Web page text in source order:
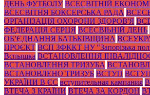
ДЕНЬ ФУТБОЛУ ВСЕСВІТНІЙ
ВСЕСВІТНЯ БОКСЕРСЬКА РАДА
ОРГАНІЗАЦІЯ ОХОРОНИ ЗДОРОВ'Я
ФЕДЕРАЦІЯ СЕРЦЯ ВСЕСВІЬНІЙ ДЕНЬ
ОБ’ЄДНАННЯ БАТЬКІВЩИНА
ПРОЄКТ ВСП ЗФККТ НУ "Запорізька
Вспышка ВСТАНОВЛЕННЯ
ВСТАНОВЛЕННЯ ТРИЗУБА
ВСТАНОВЛЕНО ТРИЗУБ ВСТУП
УКРАЇНИ В ЄС вступительная кампания
ВТЕЧА З КРАЇНИ ВТЕЧА ЗА КОРДОН